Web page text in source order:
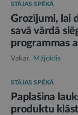
STĀJAS SPĒKĀ
Grozījumi, lai
savā vārdā
programmas
Vakar, Mājoklis
STĀJAS SPĒKĀ
Paplašina
produktu